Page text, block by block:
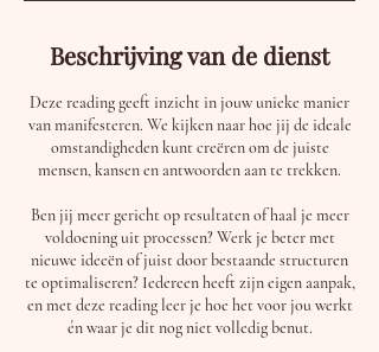
Beschrijving van de dienst
Deze reading geeft inzicht in jouw unieke manier
van manifesteren. We kijken naar hoe jij de ideale
omstandigheden kunt creëren om de juiste
mensen, kansen en antwoorden aan te trekken.
Ben jij meer gericht op resultaten of haal je meer
voldoening uit processen? Werk je beter met
nieuwe ideeën of juist door bestaande structuren
te optimaliseren? Iedereen heeft zijn eigen aanpak,
en met deze reading leer je hoe het voor jou werkt
én waar je dit nog niet volledig benut.